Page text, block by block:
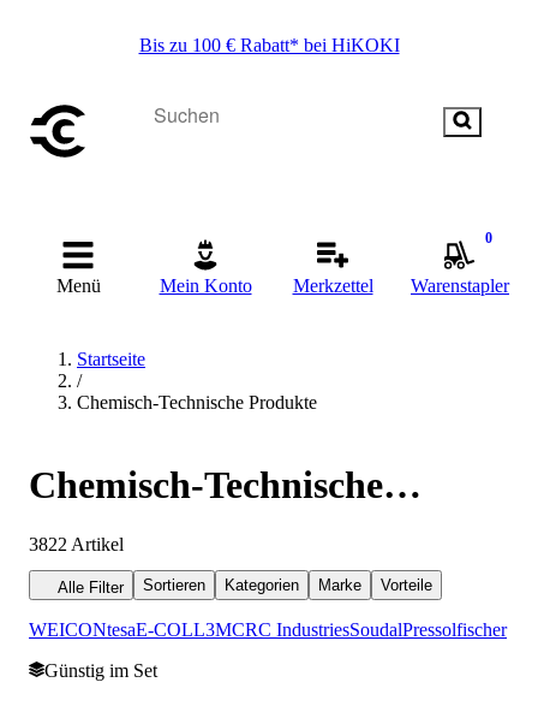
Bis zu 100 € Rabatt* bei HiKOKI
Menü Mein Konto Merkzettel
0
Warenstapler
Startseite
/
Chemisch-Technische Produkte
Chemisch-Technische
Produkte
3822 Artikel
Alle Filter Sortieren Kategorien Marke Vorteile
WEICONtesaE-COLL3MCRC IndustriesSoudalPressolfischer
Günstig im Set